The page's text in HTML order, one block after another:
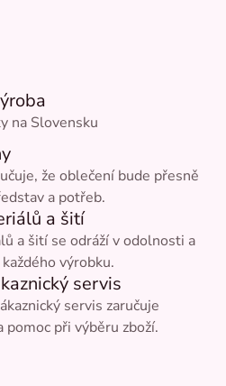
na Slovensku
že oblečení bude přesně
a potřeb.
a šití
a šití se odráží v odolnosti a
výrobku.
servis
servis zaručuje
pomoc při výběru zboží.